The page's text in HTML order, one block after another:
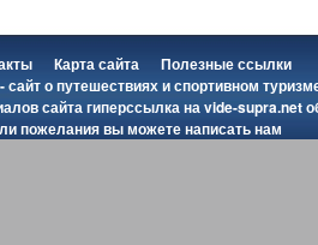
Карта сайта
Полезные ссылки
о путешествиях и спортивном
сайта гиперссылка наvide-supra.net
пожелания вы можетенаписать нам